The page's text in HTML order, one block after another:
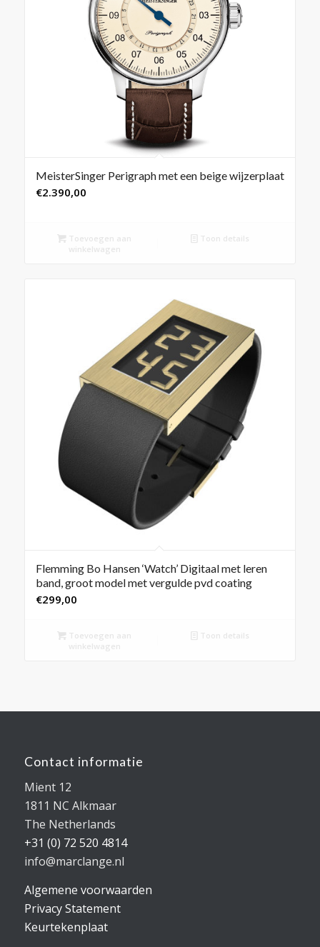
MeisterSinger Perigraph met een beige wijzerplaat
€2.390,00
Toevoegen aan
winkelwagen
Toon details
Flemming Bo Hansen ‘Watch’ Digitaal met leren
band, groot model met vergulde pvd coating
€299,00
Toevoegen aan
winkelwagen
Toon details
Contact informatie
Mient 12
1811 NC Alkmaar
The Netherlands
+31 (0) 72 520 4814
info@marclange.nl
Algemene voorwaarden
Privacy Statement
Keurtekenplaat